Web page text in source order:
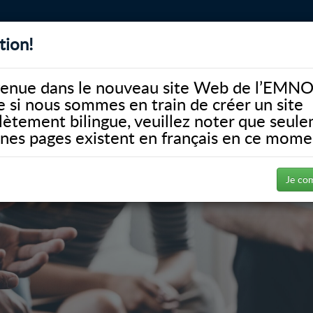
dans le nouveau site Web de
si nous sommes en train de créer un site
bilingue, veuillez noter que
pages existent en français en ce
Je
BIBLIOTHÈQUE FACULTÉ DONATE